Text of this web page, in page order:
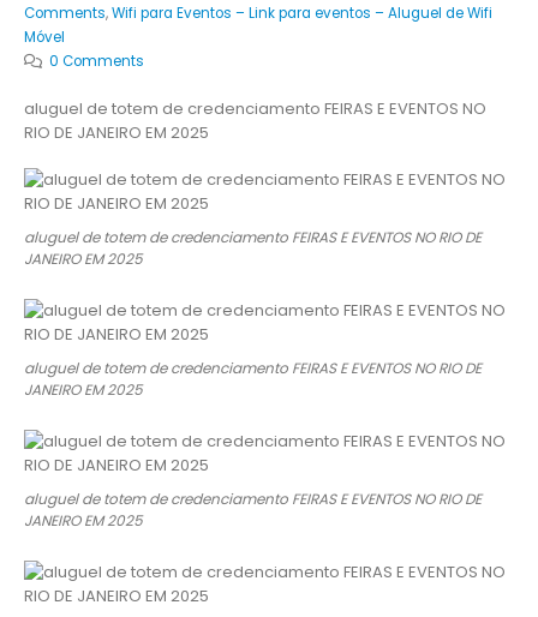
Comments,Wifi para Eventos – Link para eventos – Aluguel de Wifi
Móvel
0 Comments
aluguel de totem de credenciamento FEIRAS E EVENTOS NO
RIO DE JANEIRO EM 2025
aluguel de totem de credenciamento FEIRAS E EVENTOS NO RIO DE
JANEIRO EM 2025
aluguel de totem de credenciamento FEIRAS E EVENTOS NO RIO DE
JANEIRO EM 2025
aluguel de totem de credenciamento FEIRAS E EVENTOS NO RIO DE
JANEIRO EM 2025